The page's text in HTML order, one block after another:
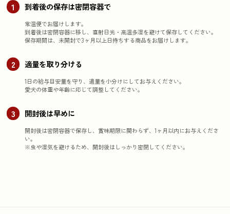
1 到着後の保存は密閉容器で
常温便でお届けします。
到着後は密閉容器に移し、直射日光・高温多湿を避けて保存してください。
2 適量を取り分ける
1日の給与目安量を守り、適量を小分けにしてお与えください。
3 開封後は早めに
開封後は密閉容器で保存し、賞味期限に関わらず、1ヶ月以内にお与えくださ
い。